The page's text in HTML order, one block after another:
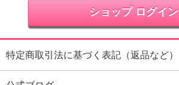
ショップ ログイン
特定商取引法に基づく表記（返品など）